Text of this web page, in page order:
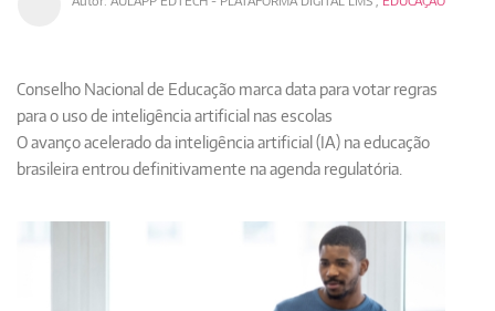
Conselho Nacional de Educação marca data para votar regras
para o uso de inteligência artificial nas escolas
O avanço acelerado da inteligência artificial (IA) na educação
brasileira entrou definitivamente na agenda regulatória.